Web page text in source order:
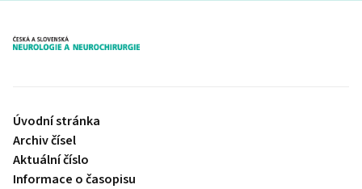
proLékaře.cz
Úvodní stránka
Archiv čísel
Aktuální číslo
Informace o časopisu